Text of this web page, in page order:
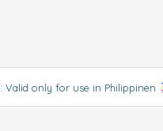
: Valid only for use in Philippinen